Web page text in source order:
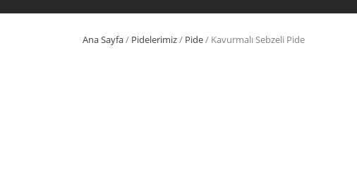
Ana Sayfa/ Pidelerimiz/ Pide/ Kavurmalı Sebzeli Pide